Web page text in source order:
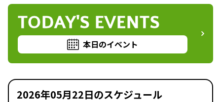
TODAY'S EVENTS
本日のイベント
2026年05月22日のスケジュール